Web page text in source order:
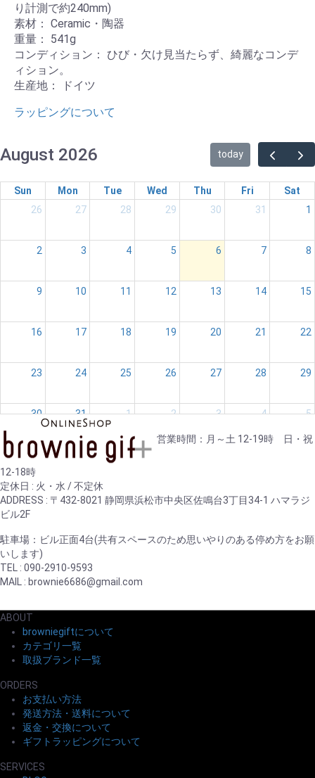
り計測で約240mm)
素材： Ceramic・陶器
重量： 541g
コンディション： ひび・欠け見当たらず、綺麗なコンデ
ィション。
生産地： ドイツ
ラッピングについて
August 2026 today
Sun Mon Tue Wed Thu Fri
Sat
26
27 28 29 30 31 1
2 3 4 5 6 7 8
9 10 11 12 13 14 15
16 17 18 19 20 21 22
23 24 25 26 27 28 29
30 31 1 2 3 4 5
営業時間：月～土 12-19時 日・祝
12-18時
定休日 : 火・水 / 不定休
ADDRESS : 〒432-8021 静岡県浜松市中央区佐鳴台3丁目34-1 ハマラジ
ビル2F
駐車場：ビル正面4台(共有スペースのため思いやりのある停め方をお願
いします)
TEL : 090-2910-9593
MAIL : brownie6686@gmail.com
ABOUT
browniegiftについて
カテゴリ一覧
取扱ブランド一覧
ORDERS
お支払い方法
発送方法・送料について
返金・交換について
ギフトラッピングについて
SERVICES